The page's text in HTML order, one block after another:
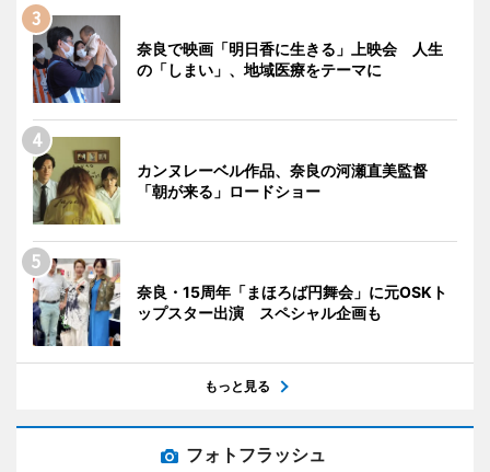
奈良で映画「明日香に生きる」上映会 人生
の「しまい」、地域医療をテーマに
カンヌレーベル作品、奈良の河瀬直美監督
「朝が来る」ロードショー
奈良・15周年「まほろば円舞会」に元OSKト
ップスター出演 スペシャル企画も
もっと見る
フォトフラッシュ